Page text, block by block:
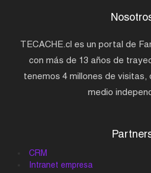
TECACHE.cl es un portal de
con más de 13 años de
tenemos 4 millones de visitas,
medio
CRM
Intranet empresa